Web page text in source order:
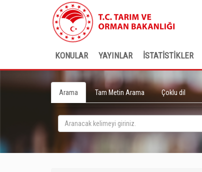
KONULAR YAYINLAR İSTATİSTİKLER
Arama Tam Metin Arama Çoklu dil